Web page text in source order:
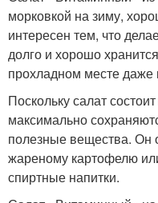
морковкой на зиму,
интересен тем, что
долго и хорошо
прохладном месте
Поскольку салат
максимально
полезные вещества. Он
жареному картофелю
спиртные напитки.